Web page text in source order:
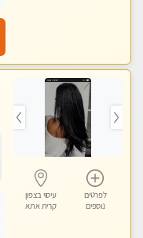
לפרטים
נוספים
עיסוי בצפון
קרית אתא